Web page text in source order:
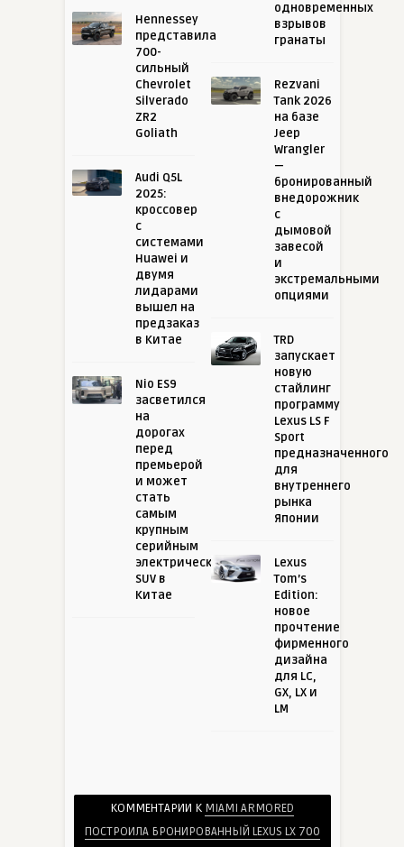
Hennessey
представила
700-
сильный
Chevrolet
Silverado
ZR2
Goliath
Audi Q5L
2025:
кроссовер
с
системами
Huawei и
двумя
лидарами
вышел на
предзаказ
в Китае
Nio ES9
засветился
на
дорогах
перед
премьерой
и может
стать
самым
крупным
серийным
электрическим
SUV в
Китае
одновременных
взрывов
гранаты
Rezvani
Tank 2026
на базе
Jeep
Wrangler
—
бронированный
внедорожник
с
дымовой
завесой
и
экстремальными
опциями
TRD
запускает
новую
стайлинг
программу
Lexus LS F
Sport
предназначенного
для
внутреннего
рынка
Японии
Lexus
Tom’s
Edition:
новое
прочтение
фирменного
дизайна
для LC,
GX, LX и
LM
КОММЕНТАРИИ К MIAMI ARMORED
ПОСТРОИЛА БРОНИРОВАННЫЙ LEXUS LX 700